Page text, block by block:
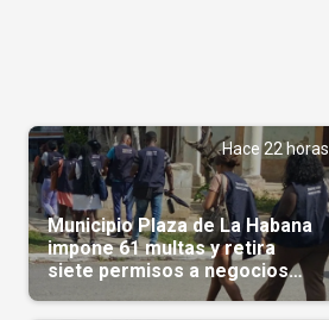
Hace 22 horas
Municipio Plaza de La Habana
impone 61 multas y retira
siete permisos a negocios